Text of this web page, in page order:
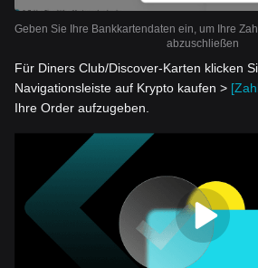
Geben Sie Ihre Bankkartendaten ein, um Ihre
abzuschließen
Für Diners Club/Discover-Karten klicken
Navigationsleiste auf Krypto kaufen >
Ihre Order aufzugeben.